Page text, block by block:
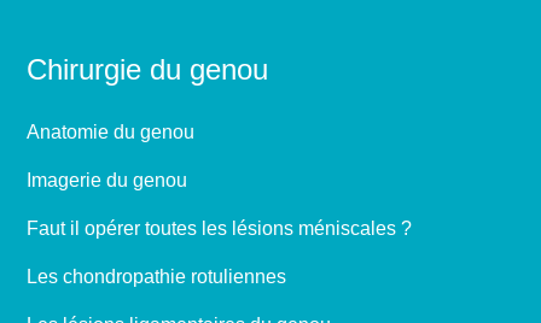
Chirurgie du genou
Anatomie du genou
Imagerie du genou
Faut il opérer toutes les lésions méniscales ?
Les chondropathie rotuliennes